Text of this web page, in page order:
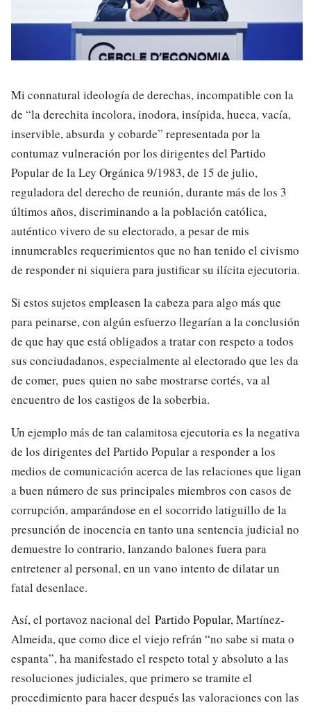
Mi connatural ideología de derechas, incompatible con la
de “la derechita incolora, inodora, insípida, hueca, vacía,
inservible, absurda y cobarde” representada por la
contumaz vulneración por los dirigentes del Partido
Popular de la Ley Orgánica 9/1983, de 15 de julio,
reguladora del derecho de reunión, durante más de los 3
últimos años, discriminando a la población católica,
auténtico vivero de su electorado, a pesar de mis
innumerables requerimientos que no han tenido el civismo
de responder ni siquiera para justificar su ilícita ejecutoria.
Si estos sujetos empleasen la cabeza para algo más que
para peinarse, con algún esfuerzo llegarían a la conclusión
de que hay que está obligados a tratar con respeto a todos
sus conciudadanos, especialmente al electorado que les da
de comer, pues quien no sabe mostrarse cortés, va al
encuentro de los castigos de la soberbia.
Un ejemplo más de tan calamitosa ejecutoria es la negativa
de los dirigentes del Partido Popular a responder a los
medios de comunicación acerca de las relaciones que ligan
a buen número de sus principales miembros con casos de
corrupción, amparándose en el socorrido latiguillo de la
presunción de inocencia en tanto una sentencia judicial no
demuestre lo contrario, lanzando balones fuera para
entretener al personal, en un vano intento de dilatar un
fatal desenlace.
Así, el portavoz nacional del Partido Popular, Martínez-
Almeida, que como dice el viejo refrán “no sabe si mata o
espanta”, ha manifestado el respeto total y absoluto a las
resoluciones judiciales, que primero se tramite el
procedimiento para hacer después las valoraciones con las